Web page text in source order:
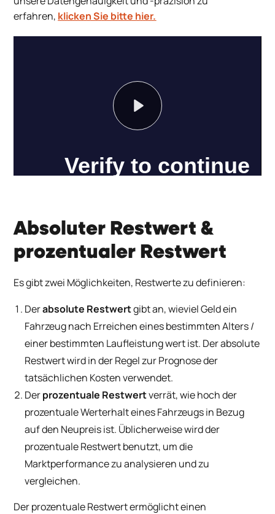
Play
erfahren, klicken Sie bitte hier.
Absoluter Restwert &
prozentualer Restwert
Es gibt zwei Möglichkeiten, Restwerte zu definieren:
Derabsolute Restwertgibt an, wieviel Geld ein
Fahrzeug nach Erreichen eines bestimmten Alters /
einer bestimmten Laufleistung wert ist. Der absolute
Restwert wird in der Regel zur Prognose der
tatsächlichen Kosten verwendet.
Derprozentuale Restwertverrät, wie hoch der
prozentuale Werterhalt eines Fahrzeugs in Bezug
auf den Neupreis ist. Üblicherweise wird der
prozentuale Restwert benutzt, um die
Marktperformance zu analysieren und zu
vergleichen.
Der prozentuale Restwert ermöglicht einen